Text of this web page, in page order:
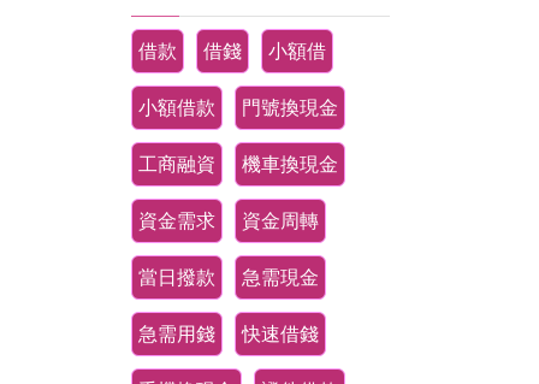
借款 借錢 小額借
小額借款 門號換現金
工商融資 機車換現金
資金需求 資金周轉
當日撥款 急需現金
急需用錢 快速借錢